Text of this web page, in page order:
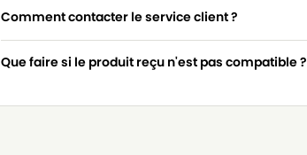
Comment contacter le service client ?
Que faire si le produit reçu n'est pas compatible ?